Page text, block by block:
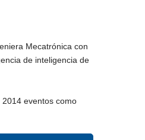
Mecatrónica con
de inteligencia de
eventos como